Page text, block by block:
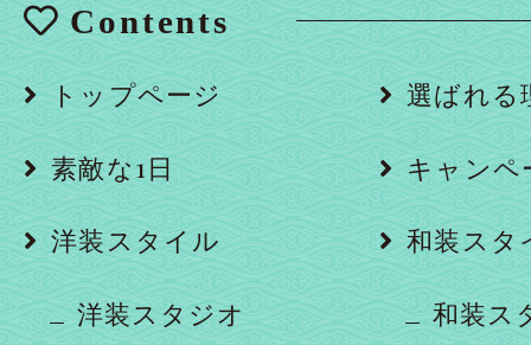
Contents
トップページ 選ばれる
素敵な1日 キャンペ
洋装スタイル
洋装スタジオ
和装スタ
和装ス